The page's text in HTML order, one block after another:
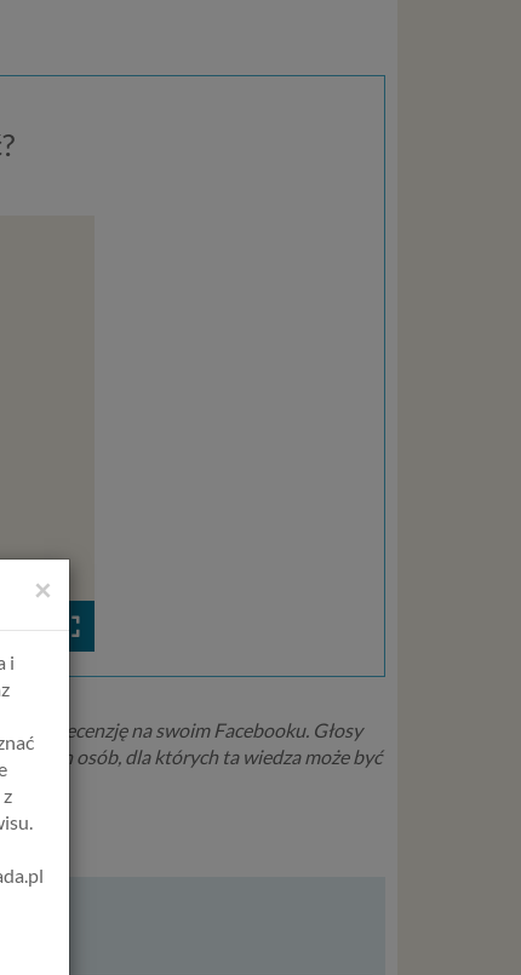
recenzję na swoim Facebooku. Głosy
do tych osób, dla których ta wiedza może być
×
i